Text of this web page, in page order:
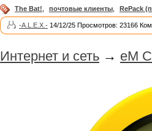
The Bat! почтовые клиенты RePack
-A.L.E.X.- 14/12/25 Просмотров: 23166
Интернет и сеть → eM